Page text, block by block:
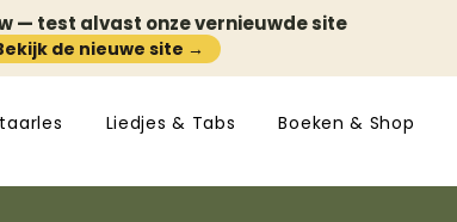
— test alvast onze vernieuwde site
de nieuwe site →
Liedjes & Tabs Boeken & Shop